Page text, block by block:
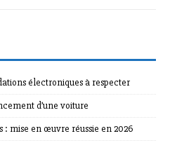
électroniques à respecter
d’une voiture
mise en œuvre réussie en 2026